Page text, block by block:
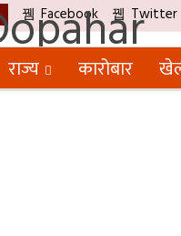
Facebook Twitter
राज्य कारोबार